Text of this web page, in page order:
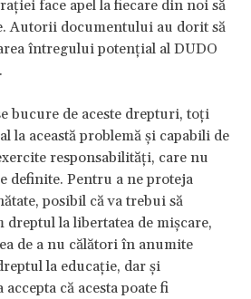
face apel la fiecare din noi să
Autorii documentului au dorit să
întregului potențial al DUDO
bucure de aceste drepturi, toți
la această problemă și capabili de
responsabilități, care nu
definite. Pentru a ne proteja
posibil că va trebui să
dreptul la libertatea de mișcare,
de a nu călători în anumite
la educație, dar și
că acesta poate fi